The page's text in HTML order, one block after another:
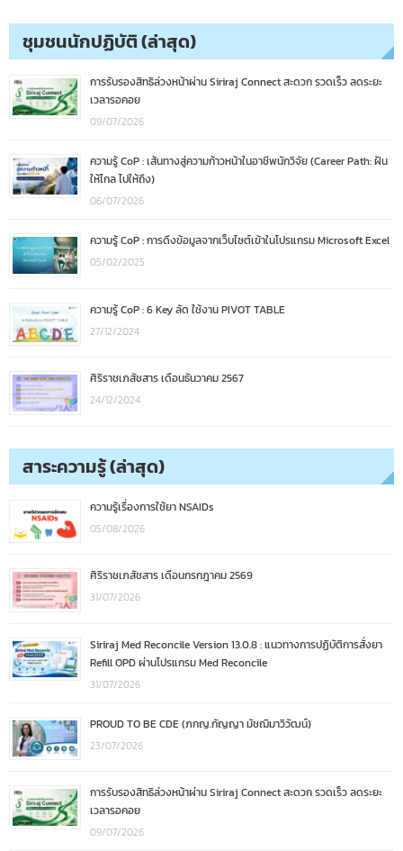
ชุมชนนักปฏิบัติ (ล่าสุด)
การรับรองสิทธิล่วงหน้าผ่าน Siriraj Connect สะดวก รวดเร็ว ลดระยะ
เวลารอคอย
09/07/2026
ความรู้ CoP : เส้นทางสู่ความก้าวหน้าในอาชีพนักวิจัย (Career Path: ฝัน
ให้ไกล ไปให้ถึง)
06/07/2026
ความรู้ CoP : การดึงข้อมูลจากเว็บไซต์เข้าในโปรแกรม Microsoft Excel
05/02/2025
ความรู้ CoP : 6 Key ลัด ใช้งาน PIVOT TABLE
27/12/2024
ศิริราชเภสัชสาร เดือนธันวาคม 2567
24/12/2024
สาระความรู้ (ล่าสุด)
ความรู้เรื่องการใช้ยา NSAIDs
05/08/2026
ศิริราชเภสัชสาร เดือนกรกฎาคม 2569
31/07/2026
Siriraj Med Reconcile Version 13.0.8 : แนวทางการปฏิบัติการสั่งยา
Refill OPD ผ่านโปรแกรม Med Reconcile
31/07/2026
PROUD TO BE CDE (ภกญ.กัญญา มัชฌิมาวิวัฒน์)
23/07/2026
การรับรองสิทธิล่วงหน้าผ่าน Siriraj Connect สะดวก รวดเร็ว ลดระยะ
เวลารอคอย
09/07/2026